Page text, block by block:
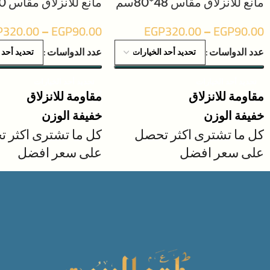
EGP90.00
–
EGP320.00
عدد الدواسات
مقاومة للانزلاق
خفيفة الوزن
كل ما تشترى اكثر تحصل
على سعر افضل
طريقة الشراء للحصول على
من الاختيارات ستجد سعرهم
EGP90.00
–
320.00
عدد الدواسات
مقاومة للانزلاق
خفيفة الوزن
كل ما تشترى اكثر
على سعر افضل
طريقة الشراء